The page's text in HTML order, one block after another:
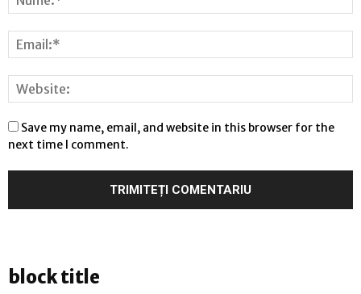
Save my name, email, and website in this browser for the
next time I comment.
block title